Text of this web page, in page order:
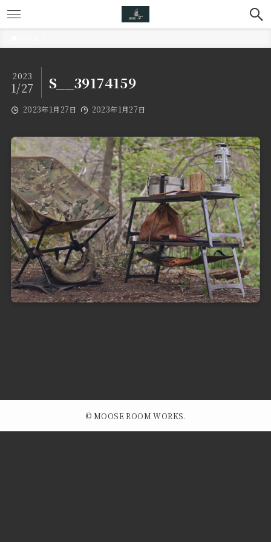
S__39174159
2023
1/27
2023年1月27日 2023年1月27日
© MOOSE ROOM WORKS.